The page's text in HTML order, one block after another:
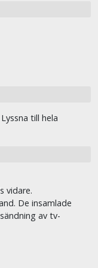
till hela
vidare.
De insamlade
av tv-